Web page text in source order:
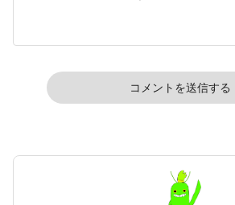
コメントを送信する